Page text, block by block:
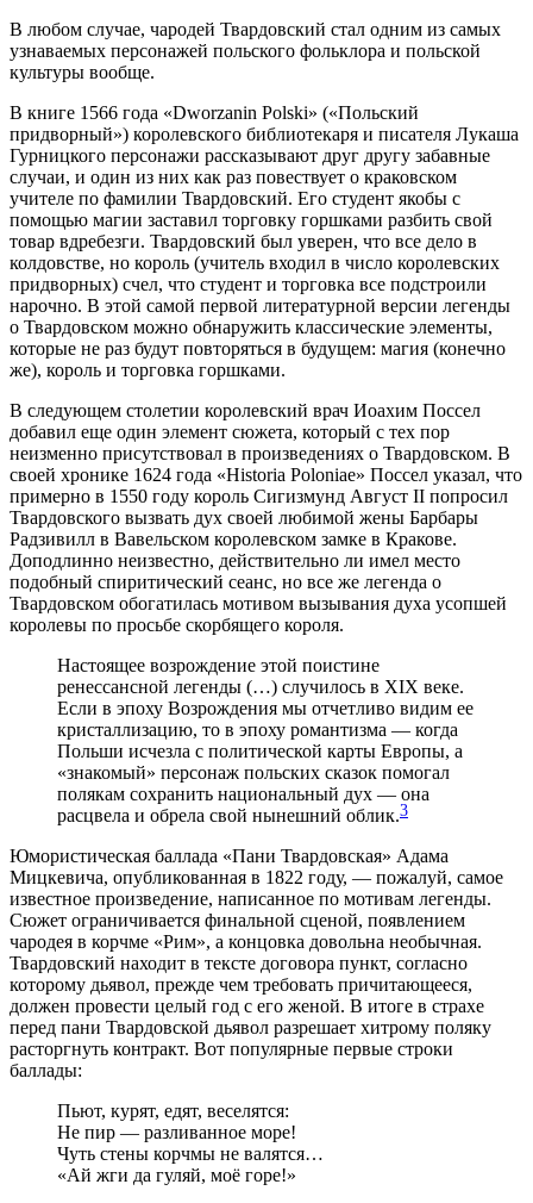
В любом случае, чародей Твардовский стал одним из самых
узнаваемых персонажей польского фольклора и польской
культуры вообще.
В книге 1566 года «Dworzanin Polski» («Польский
придворный») королевского библиотекаря и писателя Лукаша
Гурницкого персонажи рассказывают друг другу забавные
случаи, и один из них как раз повествует о краковском
учителе по фамилии Твардовский. Его студент якобы с
помощью магии заставил торговку горшками разбить свой
товар вдребезги. Твардовский был уверен, что все дело в
колдовстве, но король (учитель входил в число королевских
придворных) счел, что студент и торговка все подстроили
нарочно. В этой самой первой литературной версии легенды
о Твардовском можно обнаружить классические элементы,
которые не раз будут повторяться в будущем: магия (конечно
же), король и торговка горшками.
В следующем столетии королевский врач Иоахим Поссел
добавил еще один элемент сюжета, который с тех пор
неизменно присутствовал в произведениях о Твардовском. В
своей хронике 1624 года «Historia Poloniae» Поссел указал, что
примерно в 1550 году король Сигизмунд Август II попросил
Твардовского вызвать дух своей любимой жены Барбары
Радзивилл в Вавельском королевском замке в Кракове.
Доподлинно неизвестно, действительно ли имел место
подобный спиритический сеанс, но все же легенда о
Твардовском обогатилась мотивом вызывания духа усопшей
королевы по просьбе скорбящего короля.
Настоящее возрождение этой поистине
ренессансной легенды (…) случилось в XIX веке.
Если в эпоху Возрождения мы отчетливо видим ее
кристаллизацию, то в эпоху романтизма — когда
Польши исчезла с политической карты Европы, а
«знакомый» персонаж польских сказок помогал
полякам сохранить национальный дух — она
расцвела и обрела свой нынешний облик.3
Юмористическая баллада «Пани Твардовская» Адама
Мицкевича, опубликованная в 1822 году, — пожалуй, самое
известное произведение, написанное по мотивам легенды.
Сюжет ограничивается финальной сценой, появлением
чародея в корчме «Рим», а концовка довольна необычная.
Твардовский находит в тексте договора пункт, согласно
которому дьявол, прежде чем требовать причитающееся,
должен провести целый год с его женой. В итоге в страхе
перед пани Твардовской дьявол разрешает хитрому поляку
расторгнуть контракт. Вот популярные первые строки
баллады:
Пьют, курят, едят, веселятся:
Не пир — разливанное море!
Чуть стены корчмы не валятся…
«Ай жги да гуляй, моё горе!»